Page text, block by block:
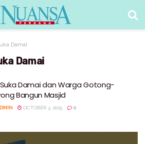
Damai
Damai
Suka Damai dan Warga Gotong-
Bangun Masjid
OCTOBER 3, 2025 0